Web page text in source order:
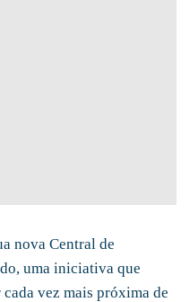
nova Central de
uma iniciativa que
vez mais próxima de